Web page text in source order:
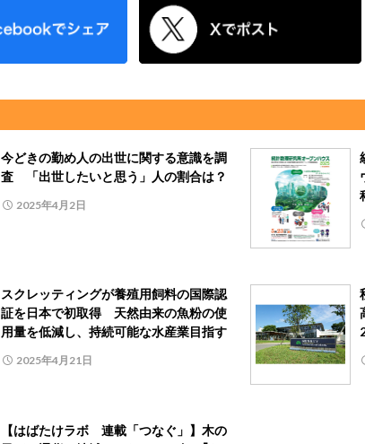
今どきの勤め人の出世に関する意識を調
査 「出世したいと思う」人の割合は？
2025年4月2日
スクレッティングが養殖用飼料の国際認
証を日本で初取得 天然由来の魚粉の使
用量を低減し、持続可能な水産業目指す
2025年4月21日
【はばたけラボ 連載「つなぐ」】木の